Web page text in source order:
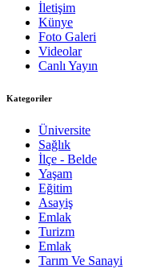
İletişim
Künye
Foto Galeri
Videolar
Canlı Yayın
Kategoriler
Üniversite
Sağlık
İlçe - Belde
Yaşam
Eğitim
Asayiş
Emlak
Turizm
Emlak
Tarım Ve Sanayi